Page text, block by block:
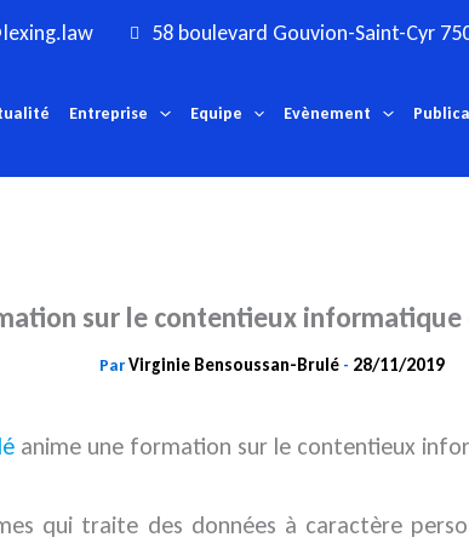
58 boulevard Gouvion-Saint-Cyr
Entreprise Equipe Evènement
sur le contentieux
ParVirginie Bensoussan-Brulé - 28/11/2019
anime une formation sur le contentieux
qui traite des données à caractère